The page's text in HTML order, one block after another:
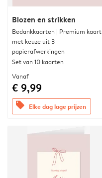
Blozen en strikken
Bedankkaarten | Premium kaart
met keuze uit 3
papierafwerkingen
Set van 10 kaarten
Vanaf
€ 9,99
offers Elke dag lage prijzen